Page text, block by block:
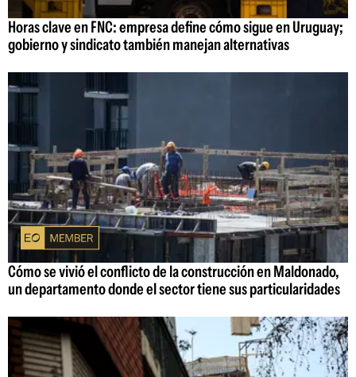
Horas clave en FNC: empresa define cómo sigue en Uruguay;
gobierno y sindicato también manejan alternativas
Cómo se vivió el conflicto de la construcción en Maldonado,
un departamento donde el sector tiene sus particularidades